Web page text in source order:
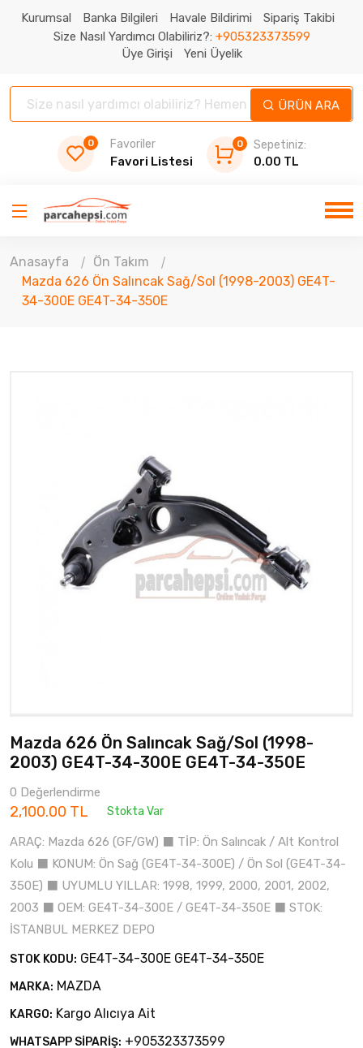
Kurumsal Banka Bilgileri Havale Bildirimi
Sipariş Takibi
Size Nasıl Yardımcı Olabiliriz?: +905323373599
Üye Girişi
Yeni Üyelik
ÜRÜN ARA
0 Favoriler
Favori Listesi
0
Sepetiniz:
0.00 TL
Anasayfa
Ön Takım
Mazda 626 Ön Salıncak Sağ/Sol (1998-2003) GE4T-
34-300E GE4T-34-350E
Mazda 626 Ön Salıncak Sağ/Sol (1998-
2003) GE4T-34-300E GE4T-34-350E
0 Değerlendirme
2,100.00 TL Stokta Var
ARAÇ: Mazda 626 (GF/GW) ⬛ TİP: Ön Salıncak / Alt Kontrol
Kolu ⬛ KONUM: Ön Sağ (GE4T-34-300E) / Ön Sol (GE4T-34-
350E) ⬛ UYUMLU YILLAR: 1998, 1999, 2000, 2001, 2002,
2003 ⬛ OEM: GE4T-34-300E / GE4T-34-350E ⬛ STOK:
İSTANBUL MERKEZ DEPO
STOK KODU: GE4T-34-300E GE4T-34-350E
MARKA: MAZDA
KARGO: Kargo Alıcıya Ait
WHATSAPP SİPARİŞ: +905323373599